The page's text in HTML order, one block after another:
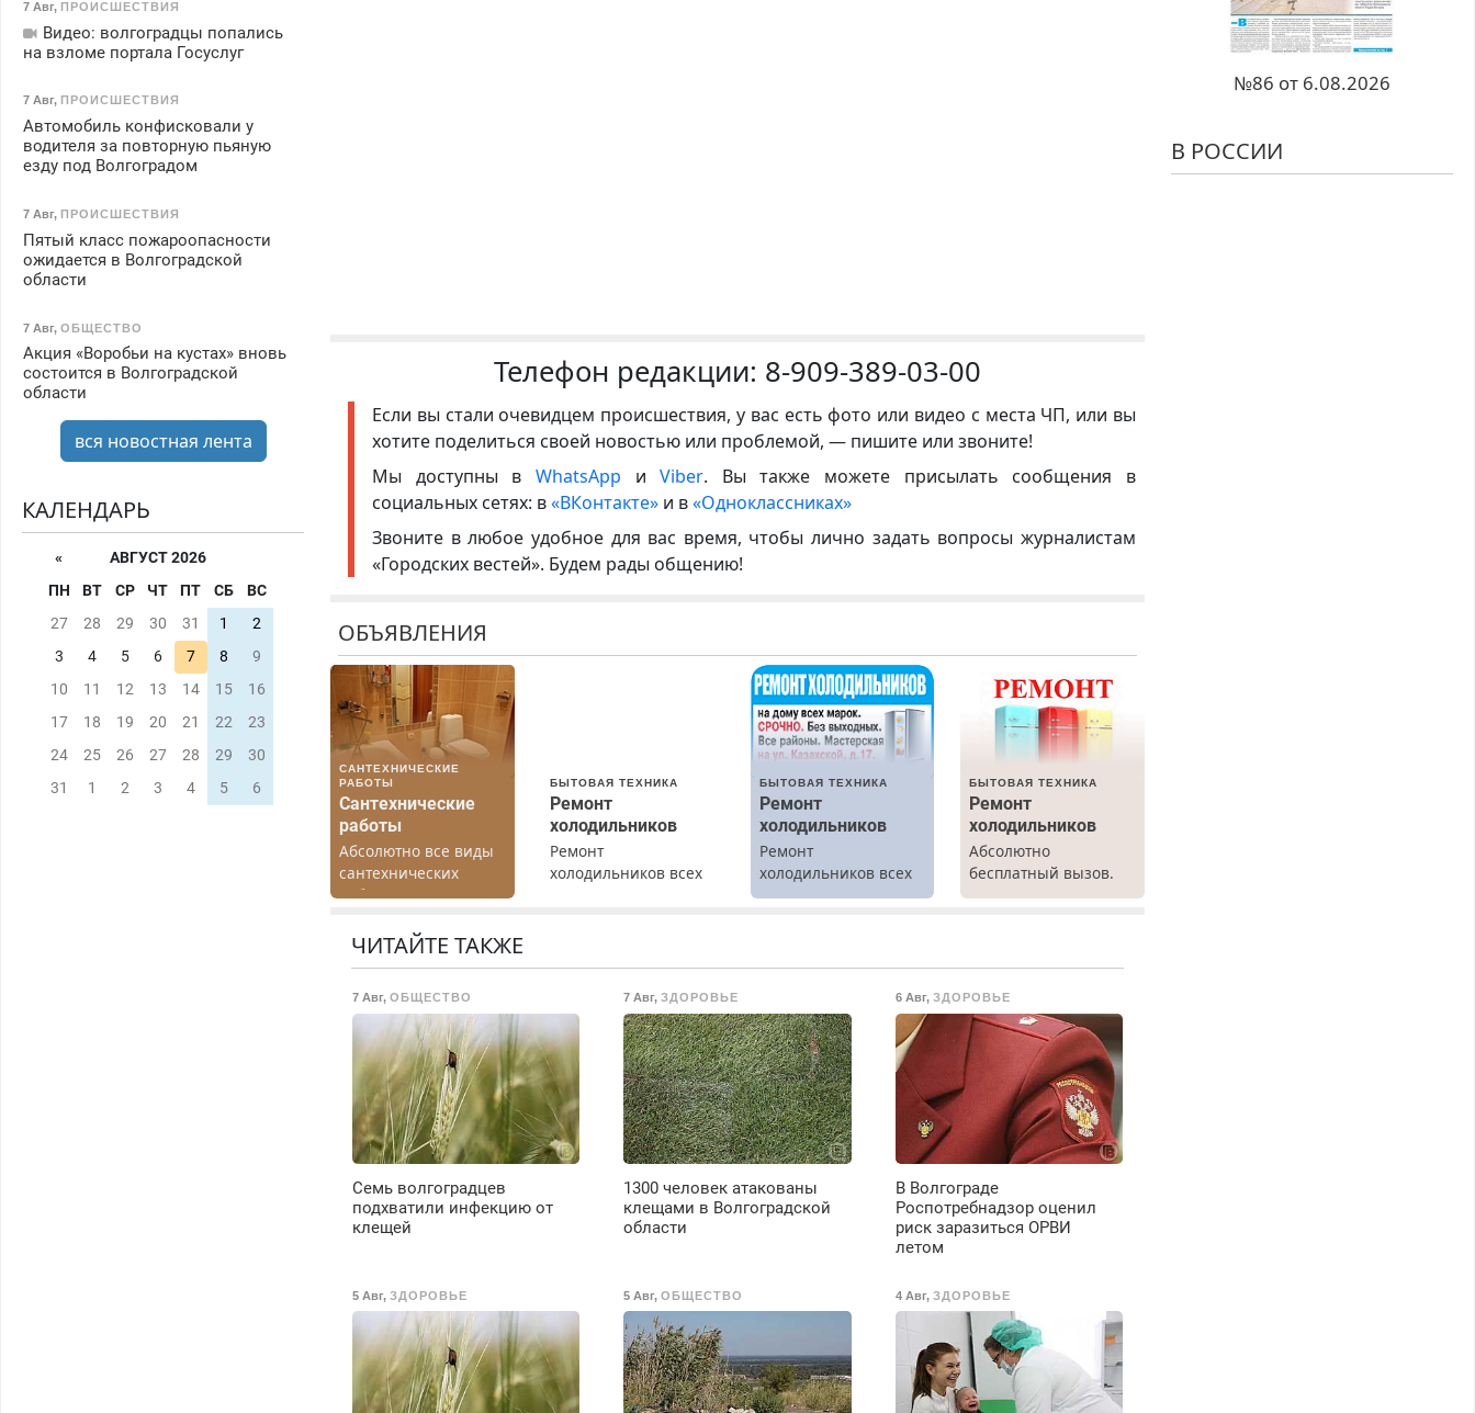
Телефон редакции: 8-909-389-03-00
Если вы стали очевидцем происшествия, у вас есть фото или видео с места ЧП, или вы
хотите поделиться своей новостью или проблемой, — пишите или звоните!
Мы доступны в WhatsApp иViber. Вы также можете присылать сообщения в
социальных сетях: в«ВКонтакте» и в«Одноклассниках»
Звоните в любое удобное для вас время, чтобы лично задать вопросы журналистам
«Городских вестей». Будем рады общению!
ОБЪЯВЛЕНИЯ
САНТЕХНИЧЕСКИЕ
РАБОТЫ
Сантехнические
работы
Абсолютно все виды
сантехнических
работ. Быстро.
Недорого.
БЫТОВАЯ ТЕХНИКА
Ремонт
холодильников
Ремонт
холодильников всех
районы. Скидка.
Вызов бесплатный.
БЫТОВАЯ ТЕХНИКА
Ремонт
холодильников
Ремонт
холодильников всех
марок на дому.
БЫТОВАЯ ТЕХНИКА
Ремонт
холодильников
Абсолютно
бесплатный вызов.
Ремонт
выходных.
Пенсионерам –
скидки до 40%.
Мастер со стажем.
ЧИТАЙТЕ ТАКЖЕ
7 Авг,ОБЩЕСТВО
Семь волгоградцев
подхватили инфекцию от
клещей
7 Авг,ЗДОРОВЬЕ
1300 человек атакованы
клещами в Волгоградской
области
6 Авг, ЗДОРОВЬЕ
В Волгограде
Роспотребнадзор оценил
риск заразиться ОРВИ
летом
5 Авг,ЗДОРОВЬЕ 5 Авг,ОБЩЕСТВО 4 Авг, ЗДОРОВЬЕ
7 Авг, ПРОИСШЕСТВИЯ
Видео: волгоградцы попались
на взломе портала Госуслуг
7 Авг, ПРОИСШЕСТВИЯ
Автомобиль конфисковали у
водителя за повторную пьяную
езду под Волгоградом
7 Авг, ПРОИСШЕСТВИЯ
Пятый класс пожароопасности
ожидается в Волгоградской
области
7 Авг, ОБЩЕСТВО
Акция «Воробьи на кустах» вновь
состоится в Волгоградской
области
вся новостная лента
КАЛЕНДАРЬ
«
АВГУСТ 2026
ПН
ВТ СР ЧТ ПТ СБ
ВС
27
28 29 30 31 1
2
3
4 5 6 7 8
9
10
11 12 13 14 15
16
17
18 19 20 21 22
23
24
25 26 27 28 29
30
31
1 2 3 4 5 6
№86 от 6.08.2026
В РОССИИ